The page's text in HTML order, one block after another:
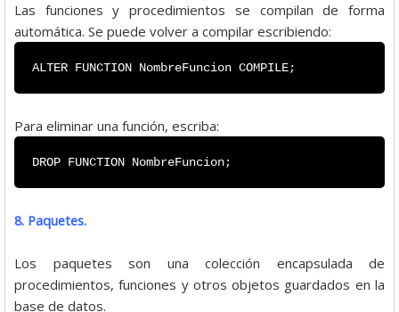
Las funciones y procedimientos se compilan de forma
automática. Se puede volver a compilar escribiendo:
ALTER FUNCTION NombreFuncion COMPILE;
Para eliminar una función, escriba:
DROP FUNCTION NombreFuncion;
8. Paquetes.
Los paquetes son una colección encapsulada de
procedimientos, funciones y otros objetos guardados en la
base de datos.